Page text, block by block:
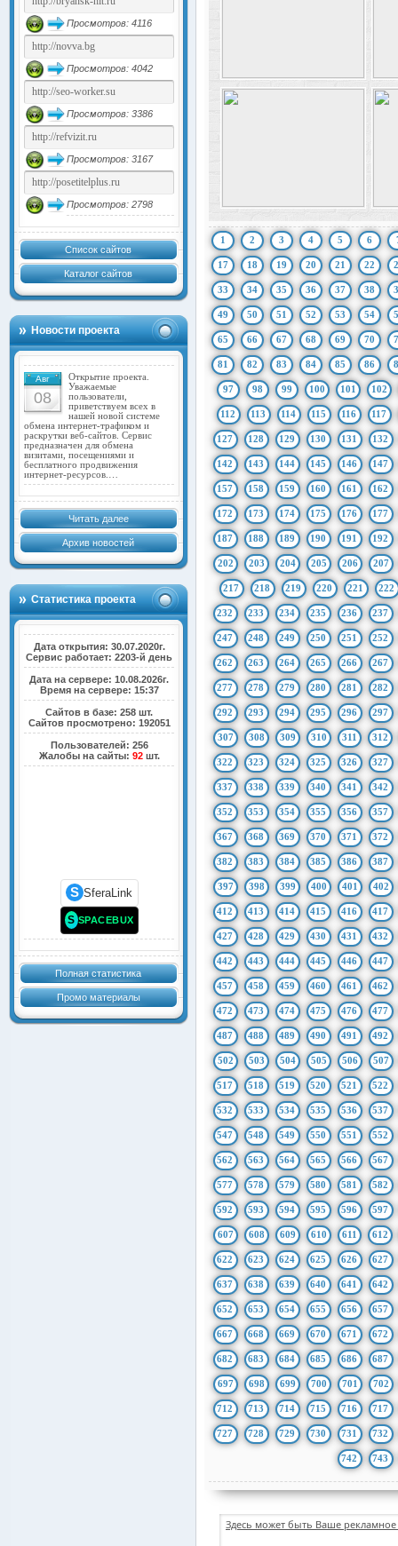
Просмотров: 4116
Просмотров: 4042
Просмотров: 3386
Просмотров: 3167
Просмотров: 2798
Список сайтов
Каталог сайтов
Новости проекта
Авг
08
Открытие проекта.
Уважаемые
пользователи,
приветствуем всех в
нашей новой системе
обмена интернет-трафиком и
раскрутки веб-сайтов. Сервис
предназначен для обмена
визитами, посещениями и
бесплатного продвижения
интернет-ресурсов.…
Читать далее
Архив новостей
Статистика проекта
Дата открытия: 30.07.2020г.
Сервис работает: 2203-й день
Дата на сервере: 10.08.2026г.
Время на сервере: 15:37
Сайтов в базе: 258 шт.
Сайтов просмотрено: 192051
Пользователей: 256
Жалобы на сайты: 92шт.
S SferaLink
S SPACEBUX
Полная статистика
Промо материалы
1 2 3 4 5 6
17 18 19 20 21 22
33 34 35 36 37 38
49 50 51 52 53 54
65 66 67 68 69 70
81 82 83 84 85 86
97 98 99 100 101 102
112 113 114 115 116 117
127 128 129 130 131 132
142 143 144 145 146 147
157 158 159 160 161 162
172 173 174 175 176 177
187 188 189 190 191 192
202 203 204 205 206 207
217 218 219 220 221 222
232 233 234 235 236 237
247 248 249 250 251 252
262 263 264 265 266 267
277 278 279 280 281 282
292 293 294 295 296 297
307 308 309 310 311 312
322 323 324 325 326 327
337 338 339 340 341 342
352 353 354 355 356 357
367 368 369 370 371 372
382 383 384 385 386 387
397 398 399 400 401 402
412 413 414 415 416 417
427 428 429 430 431 432
442 443 444 445 446 447
457 458 459 460 461 462
472 473 474 475 476 477
487 488 489 490 491 492
502 503 504 505 506 507
517 518 519 520 521 522
532 533 534 535 536 537
547 548 549 550 551 552
562 563 564 565 566 567
577 578 579 580 581 582
592 593 594 595 596 597
607 608 609 610 611 612
622 623 624 625 626 627
637 638 639 640 641 642
652 653 654 655 656 657
667 668 669 670 671 672
682 683 684 685 686 687
697 698 699 700 701 702
712 713 714 715 716 717
727 728 729 730 731 732
742 743
Здесь может быть Ваше